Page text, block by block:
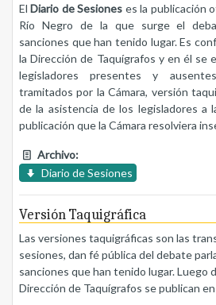
ElDiario de Sesiones es la publicación
Río Negro de la que surge el
sanciones que han tenido lugar. Es
la Dirección de Taquígrafos y en él se
legisladores presentes y
tramitados por la Cámara, versión
de la asistencia de los legisladores a
publicación que la Cámara resolviera
Archivo:
Diario de Sesiones
Versión Taquigráfica
Las versiones taquigráficas son las
sesiones, dan fé pública del debate
sanciones que han tenido lugar. Luego
Dirección de Taquígrafos se publican